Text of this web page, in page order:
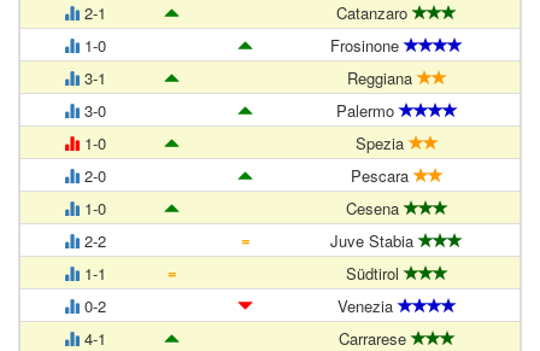
2-1
Catanzaro
1-0
Frosinone
3-1
Reggiana
3-0
Palermo
1-0
Spezia
2-0
Pescara
1-0
Cesena
2-2
=
Juve Stabia
1-1
=
Südtirol
0-2
Venezia
4-1
Carrarese